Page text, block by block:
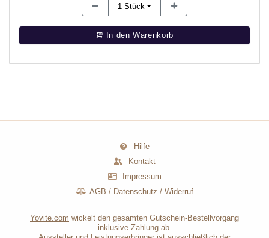
1 Stück
In den Warenkorb
Hilfe
Kontakt
Impressum
AGB / Datenschutz /Widerruf
Yovite.com wickelt den gesamten Gutschein-Bestellvorgang
inklusive Zahlung ab.